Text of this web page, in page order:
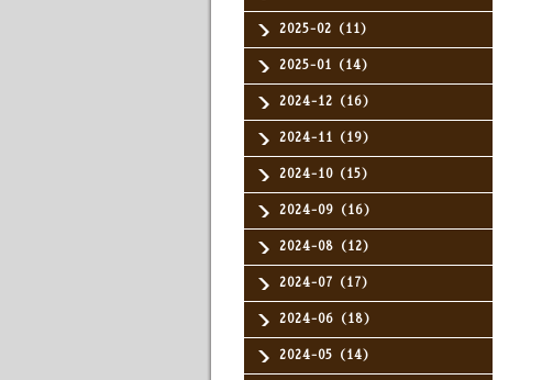
2025-02（11）
2025-01（14）
2024-12（16）
2024-11（19）
2024-10（15）
2024-09（16）
2024-08（12）
2024-07（17）
2024-06（18）
2024-05（14）